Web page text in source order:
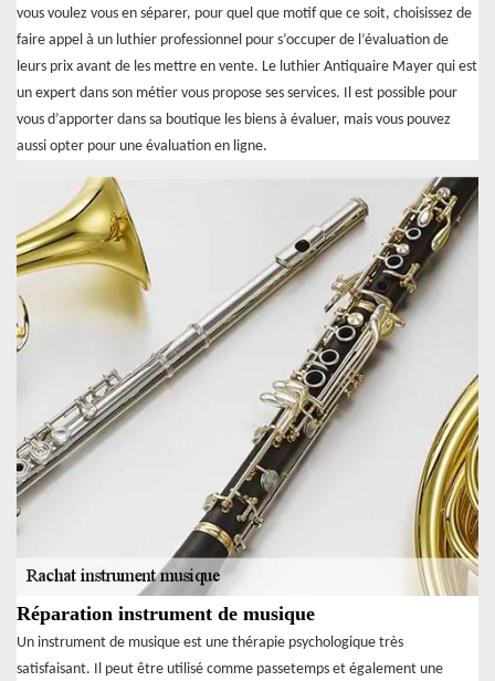
vous voulez vous en séparer, pour quel que motif que ce soit, choisissez de
faire appel à un luthier professionnel pour s’occuper de l’évaluation de
leurs prix avant de les mettre en vente. Le luthier Antiquaire Mayer qui est
un expert dans son métier vous propose ses services. Il est possible pour
vous d’apporter dans sa boutique les biens à évaluer, mais vous pouvez
aussi opter pour une évaluation en ligne.
Réparation instrument de musique
Un instrument de musique est une thérapie psychologique très
satisfaisant. Il peut être utilisé comme passetemps et également une